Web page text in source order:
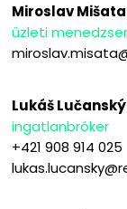
Miroslav Mišata
üzleti menedzser
Lukáš Lučanský
ingatlanbróker
+421 908 914 025